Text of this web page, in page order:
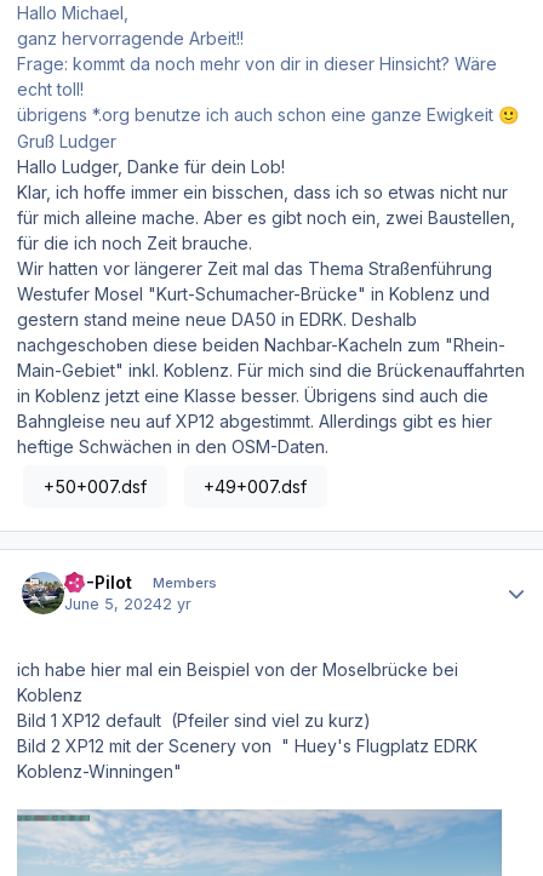
Hallo Michael,
ganz hervorragende Arbeit!!
Frage: kommt da noch mehr von dir in dieser Hinsicht? Wäre
echt toll!
übrigens *.org benutze ich auch schon eine ganze Ewigkeit 🙂
Gruß Ludger
Hallo Ludger, Danke für dein Lob!
Klar, ich hoffe immer ein bisschen, dass ich so etwas nicht nur
für mich alleine mache. Aber es gibt noch ein, zwei Baustellen,
für die ich noch Zeit brauche.
Wir hatten vor längerer Zeit mal das Thema Straßenführung
Westufer Mosel "Kurt-Schumacher-Brücke" in Koblenz und
gestern stand meine neue DA50 in EDRK. Deshalb
nachgeschoben diese beiden Nachbar-Kacheln zum "Rhein-
Main-Gebiet" inkl. Koblenz. Für mich sind die Brückenauffahrten
in Koblenz jetzt eine Klasse besser. Übrigens sind auch die
Bahngleise neu auf XP12 abgestimmt. Allerdings gibt es hier
heftige Schwächen in den OSM-Daten.
+50+007.dsf
+49+007.dsf
XP-Pilot Members
June 5, 20242 yr
ich habe hier mal ein Beispiel von der Moselbrücke bei
Koblenz
Bild 1 XP12 default (Pfeiler sind viel zu kurz)
Bild 2 XP12 mit der Scenery von " Huey's Flugplatz EDRK
Koblenz-Winningen"